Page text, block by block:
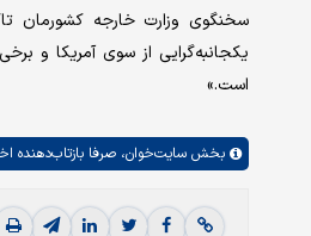
سخنگوی وزارت خارجه کشورمان
یکجانبه‌گرایی از سوی آمریکا و
است.»
بخش سایت‌خوان، صرفا بازتاب‌دهنده